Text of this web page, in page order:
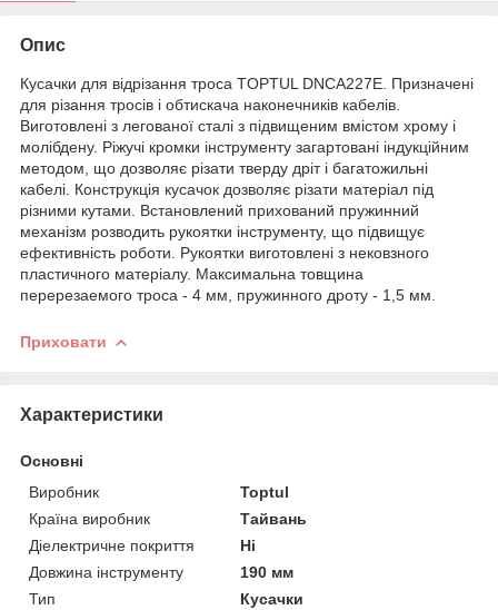
Опис
Кусачки для відрізання троса TOPTUL DNCA227E. Призначені
для різання тросів і обтискача наконечників кабелів.
Виготовлені з легованої сталі з підвищеним вмістом хрому і
молібдену. Ріжучі кромки інструменту загартовані індукційним
методом, що дозволяє різати тверду дріт і багатожильні
кабелі. Конструкція кусачок дозволяє різати матеріал під
різними кутами. Встановлений прихований пружинний
механізм розводить рукоятки інструменту, що підвищує
ефективність роботи. Рукоятки виготовлені з нековзного
пластичного матеріалу. Максимальна товщина
перерезаемого троса - 4 мм, пружинного дроту - 1,5 мм.
Приховати
Характеристики
Основні
Виробник
Toptul
Країна виробник
Тайвань
Діелектричне покриття
Ні
Довжина інструменту
190 мм
Тип
Кусачки